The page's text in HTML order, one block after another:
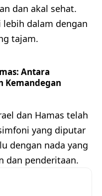
dan akal sehat.
dalam dengan
tajam.
Antara
Kemandegan
dan Hamas telah
yang diputar
dengan nada yang
dan penderitaan.